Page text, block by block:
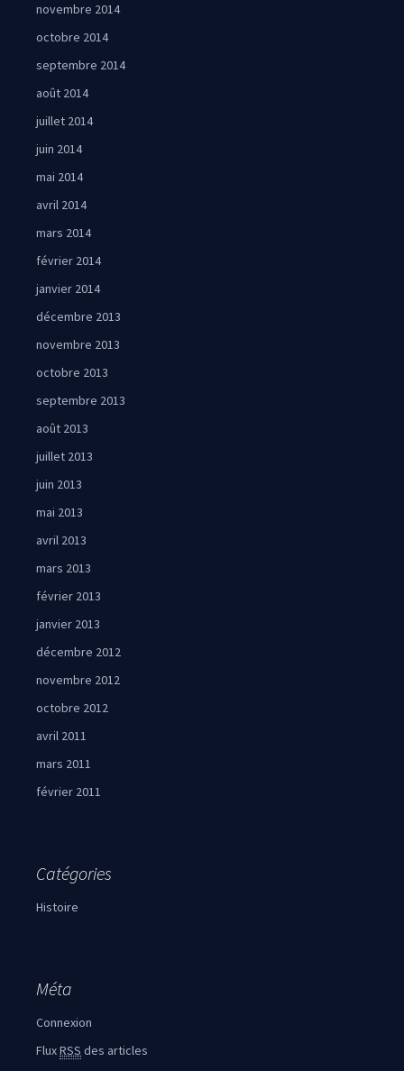
novembre 2014
octobre 2014
septembre 2014
août 2014
juillet 2014
juin 2014
mai 2014
avril 2014
mars 2014
février 2014
janvier 2014
décembre 2013
novembre 2013
octobre 2013
septembre 2013
août 2013
juillet 2013
juin 2013
mai 2013
avril 2013
mars 2013
février 2013
janvier 2013
décembre 2012
novembre 2012
octobre 2012
avril 2011
mars 2011
février 2011
Catégories
Histoire
Méta
Connexion
FluxRSS des articles